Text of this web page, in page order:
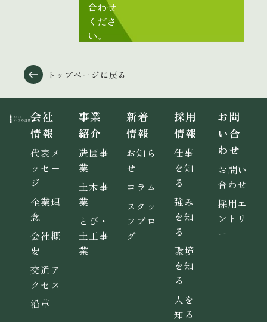
合わせ
くださ
い。
トップページに戻る
会社
情報
代表メ
ッセー
ジ
企業理
念
会社概
要
交通ア
クセス
沿革
事業
紹介
造園事
業
土木事
業
とび・
土工事
業
新着
情報
お知ら
せ
コラム
スタッ
フブロ
グ
採用
情報
仕事
を知
る
強み
を知
る
環境
を知
る
人を
知る
お問
い合
わせ
お問い
合わせ
採用エ
ントリ
ー